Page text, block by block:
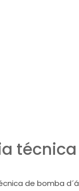
de bomba